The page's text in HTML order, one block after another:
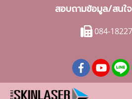
สอบถามข้อมูล/สนใ
084-